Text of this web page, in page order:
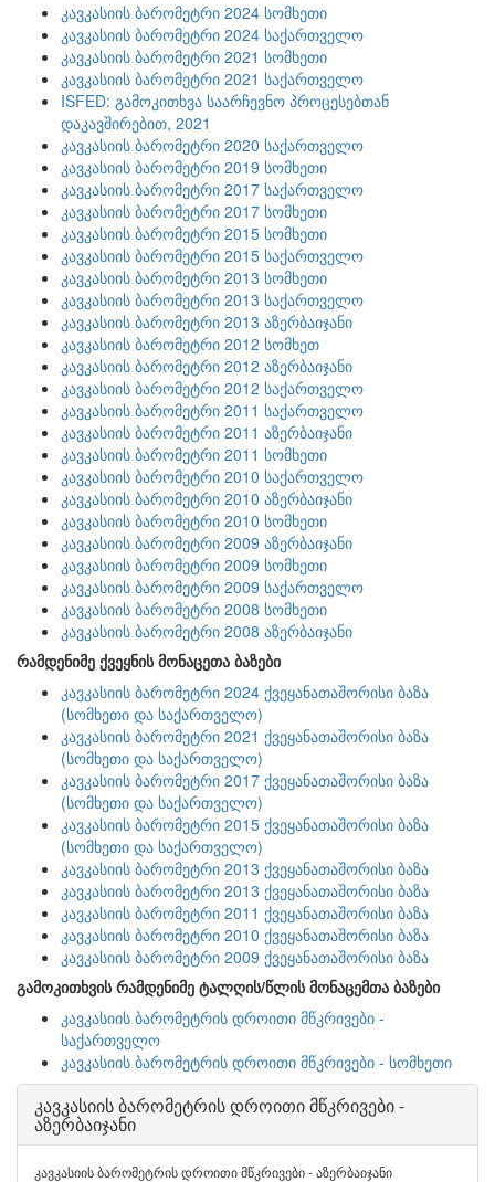
კავკასიის ბარომეტრი 2024 სომხეთი
კავკასიის ბარომეტრი 2024 საქართველო
კავკასიის ბარომეტრი 2021 სომხეთი
კავკასიის ბარომეტრი 2021 საქართველო
ISFED: გამოკითხვა საარჩევნო პროცესებთან
დაკავშირებით, 2021
კავკასიის ბარომეტრი 2020 საქართველო
კავკასიის ბარომეტრი 2019 სომხეთი
კავკასიის ბარომეტრი 2017 საქართველო
კავკასიის ბარომეტრი 2017 სომხეთი
კავკასიის ბარომეტრი 2015 სომხეთი
კავკასიის ბარომეტრი 2015 საქართველო
კავკასიის ბარომეტრი 2013 სომხეთი
კავკასიის ბარომეტრი 2013 საქართველო
კავკასიის ბარომეტრი 2013 აზერბაიჯანი
კავკასიის ბარომეტრი 2012 სომხეთ
კავკასიის ბარომეტრი 2012 აზერბაიჯანი
კავკასიის ბარომეტრი 2012 საქართველო
კავკასიის ბარომეტრი 2011 საქართველო
კავკასიის ბარომეტრი 2011 აზერბაიჯანი
კავკასიის ბარომეტრი 2011 სომხეთი
კავკასიის ბარომეტრი 2010 საქართველო
კავკასიის ბარომეტრი 2010 აზერბაიჯანი
კავკასიის ბარომეტრი 2010 სომხეთი
კავკასიის ბარომეტრი 2009 აზერბაიჯანი
კავკასიის ბარომეტრი 2009 სომხეთი
კავკასიის ბარომეტრი 2009 საქართველო
კავკასიის ბარომეტრი 2008 სომხეთი
კავკასიის ბარომეტრი 2008 აზერბაიჯანი
რამდენიმე ქვეყნის მონაცეთა ბაზები
კავკასიის ბარომეტრი 2024 ქვეყანათაშორისი ბაზა
(სომხეთი და საქართველო)
კავკასიის ბარომეტრი 2021 ქვეყანათაშორისი ბაზა
(სომხეთი და საქართველო)
კავკასიის ბარომეტრი 2017 ქვეყანათაშორისი ბაზა
(სომხეთი და საქართველო)
კავკასიის ბარომეტრი 2015 ქვეყანათაშორისი ბაზა
(სომხეთი და საქართველო)
კავკასიის ბარომეტრი 2013 ქვეყანათაშორისი ბაზა
კავკასიის ბარომეტრი 2013 ქვეყანათაშორისი ბაზა
კავკასიის ბარომეტრი 2011 ქვეყანათაშორისი ბაზა
კავკასიის ბარომეტრი 2010 ქვეყანათაშორისი ბაზა
კავკასიის ბარომეტრი 2009 ქვეყანათაშორისი ბაზა
გამოკითხვის რამდენიმე ტალღის/წლის მონაცემთა ბაზები
კავკასიის ბარომეტრის დროითი მწკრივები -
საქართველო
კავკასიის ბარომეტრის დროითი მწკრივები - სომხეთი
კავკასიის ბარომეტრის დროითი მწკრივები -
აზერბაიჯანი
კავკასიის ბარომეტრის დროითი მწკრივები - აზერბაიჯანი